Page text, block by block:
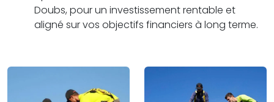
Doubs, pour un investissement rentable et
aligné sur vos objectifs financiers à long terme.